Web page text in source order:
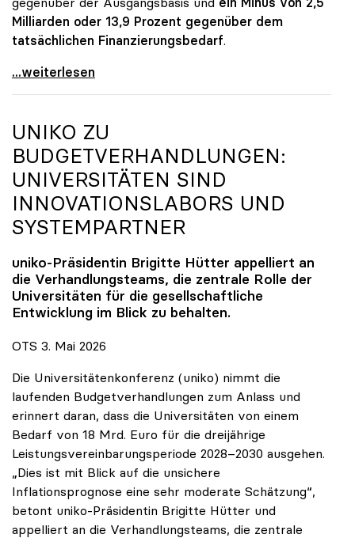
Milliarden oder 13,9 Prozent gegenüber dem
tatsächlichen Finanzierungsbedarf.
\"Österreich ist für die heimischen Universitäten
...weiterlesen
UNIKO ZU
BUDGETVERHANDLUNGEN:
UNIVERSITÄTEN SIND
INNOVATIONSLABORS UND
SYSTEMPARTNER
uniko-Präsidentin Brigitte Hütter appelliert an
die Verhandlungsteams, die zentrale Rolle der
Universitäten für die gesellschaftliche
Entwicklung im Blick zu behalten.
OTS 3. Mai 2026
Die Universitätenkonferenz (uniko) nimmt die
laufenden Budgetverhandlungen zum Anlass und
erinnert daran, dass die Universitäten von einem
Bedarf von 18 Mrd. Euro für die dreijährige
Leistungsvereinbarungsperiode 2028–2030 ausgehen.
„Dies ist mit Blick auf die unsichere
Inflationsprognose eine sehr moderate Schätzung“,
betont uniko-Präsidentin Brigitte Hütter und
appelliert an die Verhandlungsteams, die zentrale